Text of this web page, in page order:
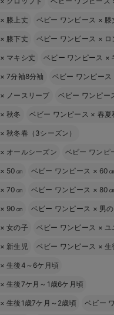
× 膝上丈 ベビー ワンピース × 膝
× 膝下丈 ベビー ワンピース × ロ
× マキシ丈 ベビー ワンピース ×
×7分袖8分袖 ベビー ワンピース
× ノースリーブ ベビー ワンピー
×秋冬 ベビー ワンピース × 春夏
×秋冬春（3シーズン）
× オールシーズン ベビー ワンピ
× 50㎝ ベビー ワンピース × 60
×70㎝ ベビー ワンピース × 80
× 90㎝ ベビー ワンピース × 男
×女の子 ベビー ワンピース ×ユ
× 新生児 ベビー ワンピース ×生
×生後4～6ケ月頃
×生後7ケ月～1歳6ケ月頃
×生後1歳7ケ月～2歳頃 ベビー